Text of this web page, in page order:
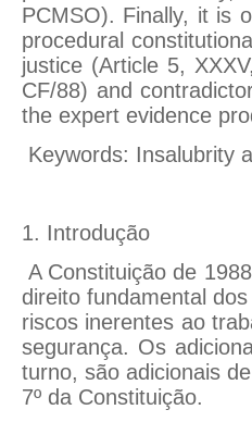
PCMSO). Finally, it is
procedural
justice (Article 5,
CF/88) and
the expert evidence
Keywords: Insalubrity
1. Introdução
A Constituição de
direito fundamental
riscos inerentes ao
segurança. Os
turno, são adicionais
7º da Constituição.